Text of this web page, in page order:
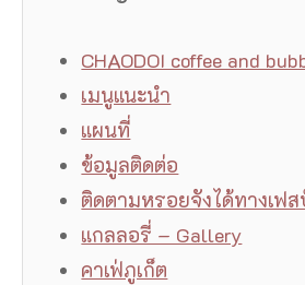
CHAODOI coffee and
เมนูแนะนำ
แผนที่
ข้อมูลติดต่อ
ติดตามหรอยจังได้ทางเฟ
แกลลอรี่ – Gallery
คาเฟ่ภูเก็ต